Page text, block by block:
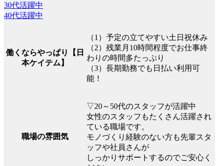
30代活躍中
40代活躍中
働くならやっぱり【日
本ケイテム】
（1）予定の立てやすい土日祝休み
（2）残業月10時間程度でお仕事終
わりの時間多たっぷり
（3）長期勤務でも日払い利用可
能！
職場の雰囲気
▽20～50代のスタッフが活躍中
女性のスタッフもたくさん活躍され
ている職場です。
モノづくり経験のない方も先輩スタ
ッフや社員さんが
しっかりサポートするのでご安心く